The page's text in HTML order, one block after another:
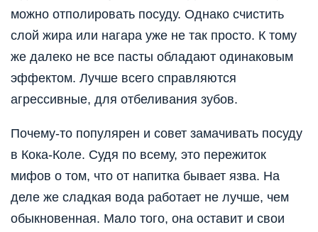
можно отполировать посуду. Однако счистить
слой жира или нагара уже не так просто. К тому
же далеко не все пасты обладают одинаковым
эффектом. Лучше всего справляются
агрессивные, для отбеливания зубов.
Почему-то популярен и совет замачивать посуду
в Кока-Коле. Судя по всему, это пережиток
мифов о том, что от напитка бывает язва. На
деле же сладкая вода работает не лучше, чем
обыкновенная. Мало того, она оставит и свои